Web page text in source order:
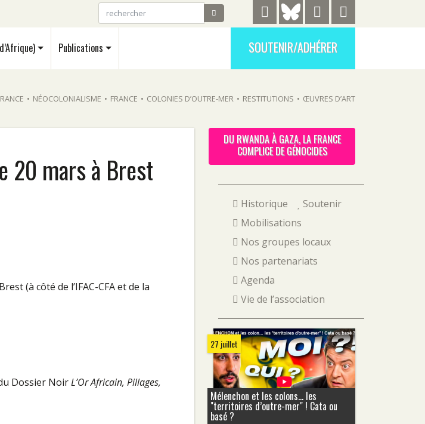
Publications SOUTENIR/ADHÉRER
• NÉOCOLONIALISME • FRANCE • COLONIES D’OUTRE-MER • RESTITUTIONS • ŒUVRES D’ART
20 mars à Brest
(à côté de l’IFAC-CFA et de la
Dossier NoirL’Or Africain, Pillages,
DU RWANDA À GAZA, LA FRANCE
COMPLICE DE GÉNOCIDES
Historique
Soutenir
Mobilisations
Nos groupes locaux
Nos partenariats
Agenda
Vie de l’association
27 juillet
Mélenchon et les colons... les
"territoires d’outre-mer" ! Cata ou
basé ?